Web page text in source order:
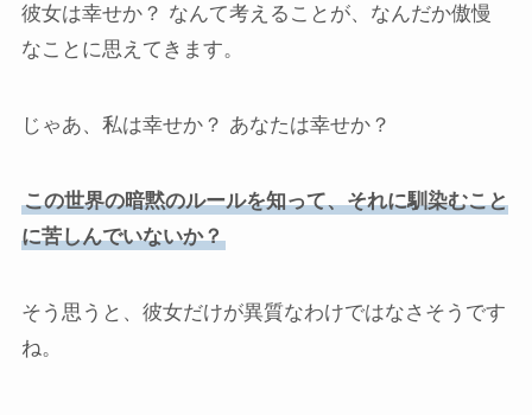
彼女は幸せか？ なんて考えることが、なんだか傲慢
なことに思えてきます。
じゃあ、私は幸せか？ あなたは幸せか？
この世界の暗黙のルールを知って、それに馴染むこと
に苦しんでいないか？
そう思うと、彼女だけが異質なわけではなさそうです
ね。